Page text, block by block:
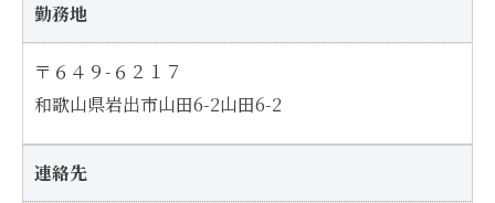
勤務地
〒６４９-６２１７
和歌山県岩出市山田6-2山田6-2
連絡先